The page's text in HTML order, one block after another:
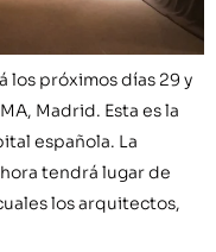
próximos días 29 y
Madrid. Esta es la
española. La
tendrá lugar de
los arquitectos,